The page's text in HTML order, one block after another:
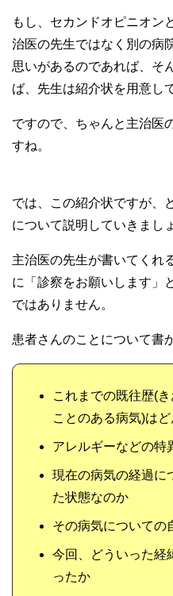
もし、セカンドオピニオン
治医の先生ではなく別の病
思いがあるのであれば、そ
ば、先生は紹介状を用意し
ですので、ちゃんと主治医
すね。
では、この紹介状ですが、
について説明していきまし
主治医の先生が書いてくれ
に「診察をお願いします」
ではありません。
患者さんのことについて書
これまでの既往歴(
ことのある病気)は
アレルギーなどの特
現在の病気の経過に
た状態なのか
その病気についての
今回、どういった経
ったか